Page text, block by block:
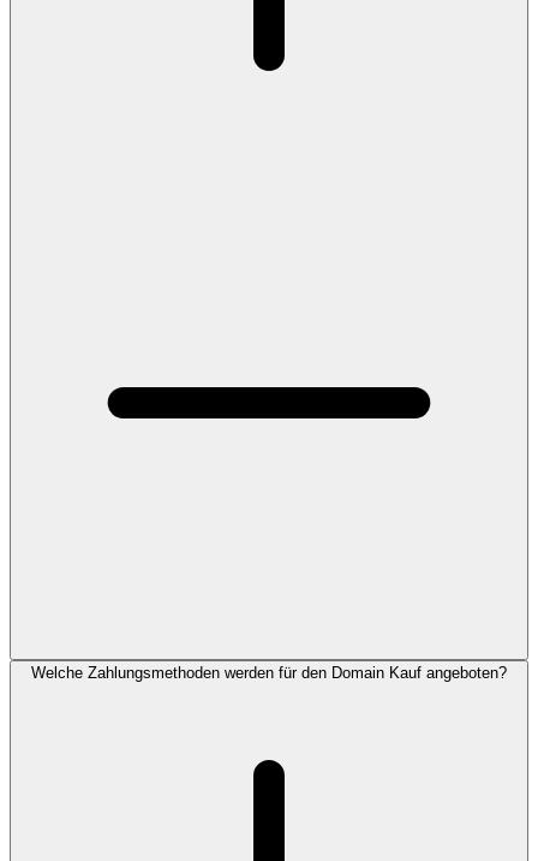
Welche Zahlungsmethoden werden für den Domain Kauf angeboten?